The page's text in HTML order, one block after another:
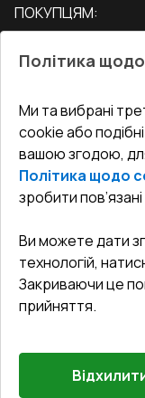
Двері
ПОКУПЦЯМ:
Блог
Адреса
Як правильно
СЕРВІС ТА
Доставка і Оплата
Гарантія та Сервіс
Повернення
Договір
КОНТАКТИ
Офіс:Україна,
©
Політика
Ми та вибрані
cookie або подібні
вашою згодою,
Політика щодо
зробити
Ви можете дати
технологій,
Закриваючи це
прийняття.